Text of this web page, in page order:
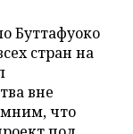
Буттафуоко
стран на
вне
что